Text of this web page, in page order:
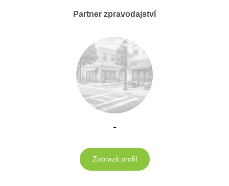
Partner zpravodajství
-
Zobrazit profil